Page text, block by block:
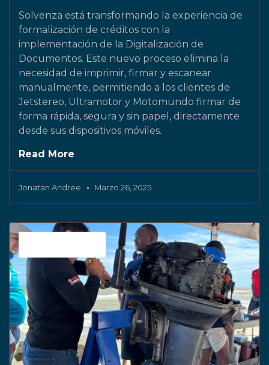
Solvenza está transformando la experiencia de
formalización de créditos con la
implementación de la Digitalización de
Documentos. Este nuevo proceso elimina la
necesidad de imprimir, firmar y escanear
manualmente, permitiendo a los clientes de
Jetstereo, Ultramotor y Motomundo firmar de
forma rápida, segura y sin papel, directamente
desde sus dispositivos móviles.
Read More
Jonatan Andree Marzo 26, 2025